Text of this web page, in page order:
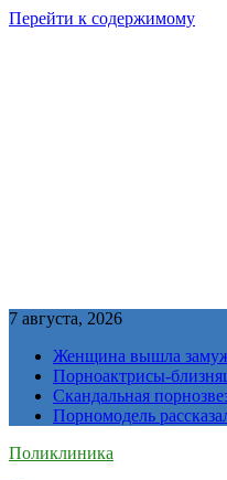
Перейти к содержимому
7 августа, 2026
Женщина вышла замуж
Порноактрисы-
Скандальная
Порномодель
Поликлиника